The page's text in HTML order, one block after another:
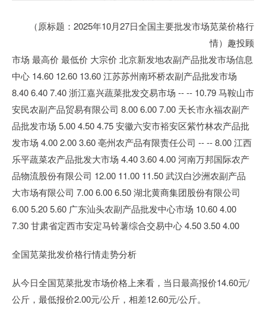
（原标题：2025年10月27日全国主要批发市场苋菜价格行
情）趣投顾
市场 最高价 最低价 大宗价 北京新发地农副产品批发市场信息
中心 14.60 12.60 13.60 江苏苏州南环桥农副产品批发市场
8.40 6.40 7.40 浙江嘉兴蔬菜批发交易市场 -- -- 10.79 马鞍山市
安民农副产品贸易有限公司 8.00 6.00 7.00 天长市永福农副产
品批发市场 5.00 4.50 4.75 安徽六安市裕安区紫竹林农产品批
发市场 4.00 2.00 3.60 亳州农产品有限责任公司 -- -- 8.00 江西
乐平蔬菜农产品批发大市场 4.40 3.60 4.00 河南万邦国际农产
品物流股份有限公司 12.00 11.00 11.50 武汉白沙洲农副产品
大市场有限公司 7.00 6.00 6.50 湖北黄商集团股份有限公司
6.00 5.20 5.60 广东汕头农副产品批发中心市场 10.60 4.00
7.30 甘肃省定西市安定马铃薯综合交易中心 4.50 3.50 4.00
全国苋菜批发价格行情走势分析
从今日全国苋菜批发市场价格上来看，当日最高报价14.60元/
公斤，最低报价2.00元/公斤，相差12.60元/公斤。